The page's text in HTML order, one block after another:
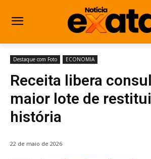
Destaque com Foto ECONOMIA
Receita libera
maior lote de
história
22 de maio de 2026